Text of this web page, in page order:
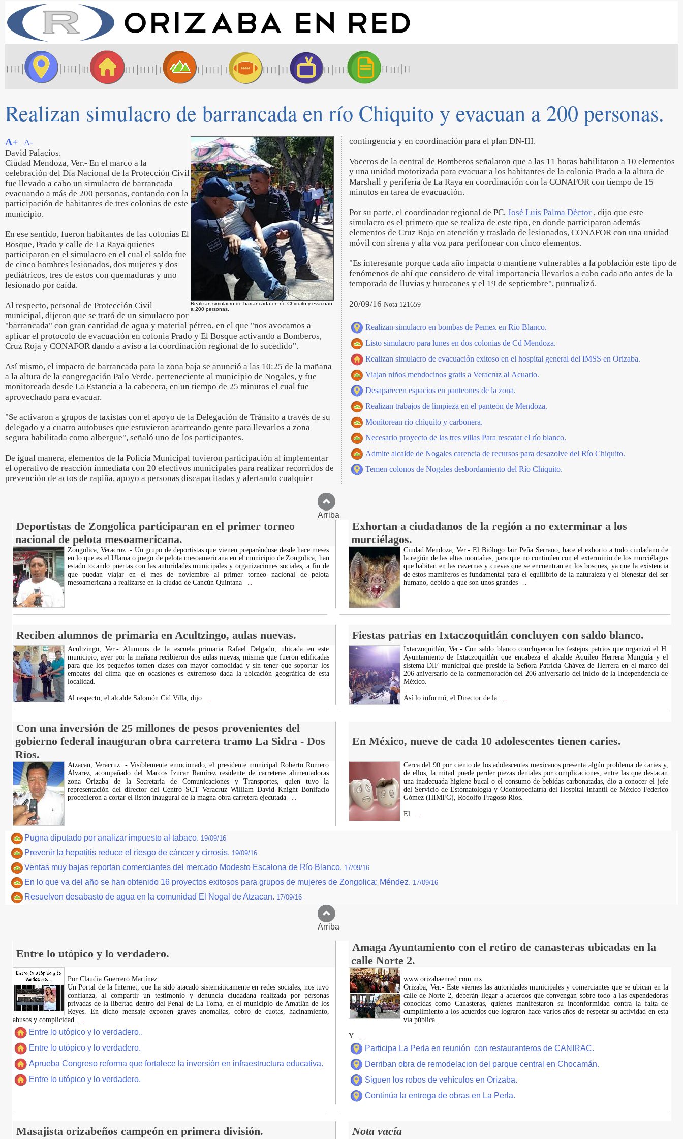
Realizan simulacro de barrancada en río Chiquito y evacuan a 200 personas.
Realizan simulacro de barrancada en río Chiquito y evacuan
a 200 personas.
A+
A-
David Palacios.
Ciudad Mendoza, Ver.- En el marco a la
celebración del Día Nacional de la Protección Civil
fue llevado a cabo un simulacro de barrancada
evacuando a más de 200 personas, contando con la
participación de habitantes de tres colonias de este
municipio.
En ese sentido, fueron habitantes de las colonias El
Bosque, Prado y calle de La Raya quienes
participaron en el simulacro en el cual el saldo fue
de cinco hombres lesionados, dos mujeres y dos
pediátricos, tres de estos con quemaduras y uno
lesionado por caída.
Al respecto, personal de Protección Civil
municipal, dijeron que se trató de un simulacro por
"barrancada" con gran cantidad de agua y material pétreo, en el que "nos avocamos a
aplicar el protocolo de evacuación en colonia Prado y El Bosque activando a Bomberos,
Cruz Roja y CONAFOR dando a aviso a la coordinación regional de lo sucedido".
Así mismo, el impacto de barrancada para la zona baja se anunció a las 10:25 de la mañana
a la altura de la congregación Palo Verde, perteneciente al municipio de Nogales, y fue
monitoreada desde La Estancia a la cabecera, en un tiempo de 25 minutos el cual fue
aprovechado para evacuar.
"Se activaron a grupos de taxistas con el apoyo de la Delegación de Tránsito a través de su
delegado y a cuatro autobuses que estuvieron acarreando gente para llevarlos a zona
segura habilitada como albergue", señaló uno de los participantes.
De igual manera, elementos de la Policía Municipal tuvieron participación al implementar
el operativo de reacción inmediata con 20 efectivos municipales para realizar recorridos de
prevención de actos de rapiña, apoyo a personas discapacitadas y alertando cualquier
contingencia y en coordinación para el plan DN-III.
Voceros de la central de Bomberos señalaron que a las 11 horas habilitaron a 10 elementos
y una unidad motorizada para evacuar a los habitantes de la colonia Prado a la altura de
Marshall y periferia de La Raya en coordinación con la CONAFOR con tiempo de 15
minutos en tarea de evacuación.
Por su parte, el coordinador regional de PC, José Luis Palma Déctor , dijo que este
simulacro es el primero que se realiza de este tipo, en donde participaron además
elementos de Cruz Roja en atención y traslado de lesionados, CONAFOR con una unidad
móvil con sirena y alta voz para perifonear con cinco elementos.
"Es interesante porque cada año impacta o mantiene vulnerables a la población este tipo de
fenómenos de ahí que considero de vital importancia llevarlos a cabo cada año antes de la
temporada de lluvias y huracanes y el 19 de septiembre", puntualizó.
20/09/16 Nota 121659
Realizan simulacro en bombas de Pemex en Río Blanco.
Listo simulacro para lunes en dos colonias de Cd Mendoza.
Realizan simulacro de evacuación exitoso en el hospital general del IMSS en Orizaba.
Viajan niños mendocinos gratis a Veracruz al Acuario.
Desaparecen espacios en panteones de la zona.
Realizan trabajos de limpieza en el panteón de Mendoza.
Monitorean rio chiquito y carbonera.
Necesario proyecto de las tres villas Para rescatar el río blanco.
Admite alcalde de Nogales carencia de recursos para desazolve del Río Chiquito.
Temen colonos de Nogales desbordamiento del Río Chiquito.
Arriba
Deportistas de Zongolica participaran en el primer torneo
nacional de pelota mesoamericana.
Exhortan a ciudadanos de la región a no exterminar a los
murciélagos.
Zongolica, Veracruz. - Un grupo de deportistas que vienen preparándose desde hace meses
en lo que es el Ulama o juego de pelota mesoamericana en el municipio de Zongolica, han
estado tocando puertas con las autoridades municipales y organizaciones sociales, a fin de
que puedan viajar en el mes de noviembre al primer torneo nacional de pelota
mesoamericana a realizarse en la ciudad de Cancún Quintana
Ciudad Mendoza, Ver.- El Biólogo Jair Peña Serrano, hace el exhorto a todo ciudadano de
la región de las altas montañas, para que no continúen con el exterminio de los murciélagos
que habitan en las cavernas y cuevas que se encuentran en los bosques, ya que la existencia
de estos mamíferos es fundamental para el equilibrio de la naturaleza y el bienestar del ser
humano, debido a que son unos grandes
Reciben alumnos de primaria en Acultzingo, aulas nuevas. Fiestas patrias en Ixtaczoquitlán concluyen con saldo blanco.
Acultzingo, Ver.- Alumnos de la escuela primaria Rafael Delgado, ubicada en este
municipio, ayer por la mañana recibieron dos aulas nuevas, mismas que fueron edificadas
para que los pequeños tomen clases con mayor comodidad y sin tener que soportar los
embates del clima que en ocasiones es extremoso dada la ubicación geográfica de esta
localidad.
Al respecto, el alcalde Salomón Cid Villa, dijo
Ixtaczoquitlán, Ver.- Con saldo blanco concluyeron los festejos patrios que organizó el H.
Ayuntamiento de Ixtaczoquitlán que encabeza el alcalde Aquileo Herrera Munguía y el
sistema DIF municipal que preside la Señora Patricia Chávez de Herrera en el marco del
206 aniversario de la conmemoración del 206 aniversario del inicio de la Independencia de
México.
Así lo informó, el Director de la
Con una inversión de 25 millones de pesos provenientes del
gobierno federal inauguran obra carretera tramo La Sidra - Dos
Ríos.
En México, nueve de cada 10 adolescentes tienen caries.
Atzacan, Veracruz. - Visiblemente emocionado, el presidente municipal Roberto Romero
Álvarez, acompañado del Marcos Izucar Ramírez residente de carreteras alimentadoras
zona Orizaba de la Secretaria de Comunicaciones y Transportes, quien tuvo la
representación del director del Centro SCT Veracruz William David Knight Bonifacio
procedieron a cortar el listón inaugural de la magna obra carretera ejecutada
Cerca del 90 por ciento de los adolescentes mexicanos presenta algún problema de caries y,
de ellos, la mitad puede perder piezas dentales por complicaciones, entre las que destacan
una inadecuada higiene bucal o el consumo de bebidas carbonatadas, dio a conocer el jefe
del Servicio de Estomatología y Odontopediatría del Hospital Infantil de México Federico
Gómez (HIMFG), Rodolfo Fragoso Ríos.
El
Pugna diputado por analizar impuesto al tabaco. 19/09/16
Prevenir la hepatitis reduce el riesgo de cáncer y cirrosis. 19/09/16
Ventas muy bajas reportan comerciantes del mercado Modesto Escalona de Río Blanco. 17/09/16
En lo que va del año se han obtenido 16 proyectos exitosos para grupos de mujeres de Zongolica: Méndez. 17/09/16
Resuelven desabasto de agua en la comunidad El Nogal de Atzacan. 17/09/16
Arriba
Entre lo utópico y lo verdadero.
Amaga Ayuntamiento con el retiro de canasteras ubicadas en la
calle Norte 2.
Por Claudia Guerrero Martínez.
​Un Portal de la Internet, que ha sido atacado sistemáticamente en redes sociales, nos tuvo
confianza, al compartir un testimonio y denuncia ciudadana realizada por personas
privadas de la libertad dentro del Penal de La Toma, en el municipio de Amatlán de los
Reyes. En dicho mensaje exponen graves anomalías, cobro de cuotas, hacinamiento,
abusos y complicidad
Entre lo utópico y lo verdadero..
Entre lo utópico y lo verdadero.
Aprueba Congreso reforma que fortalece la inversión en infraestructura educativa.
Entre lo utópico y lo verdadero.
www.orizabaenred.com.mx
Orizaba, Ver.- Este viernes las autoridades municipales y comerciantes que se ubican en la
calle de Norte 2, deberán llegar a acuerdos que convengan sobre todo a las expendedoras
conocidas como Canasteras, quienes manifestaron su inconformidad contra la falta de
cumplimiento a los acuerdos que lograron hace varios años de respetar su actividad en esta
vía pública.
Y
Participa La Perla en reunión con restauranteros de CANIRAC.
Derriban obra de remodelacion del parque central en Chocamán.
Siguen los robos de vehículos en Orizaba.
Continúa la entrega de obras en La Perla.
Masajista orizabeños campeón en primera división. Nota vacía